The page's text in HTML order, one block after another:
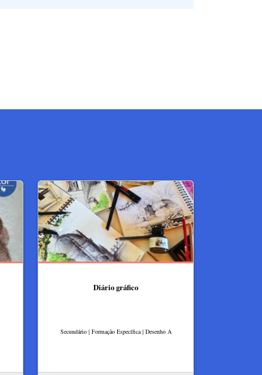
Diário gráfico
Secundário | Formação Específica | Desenho A